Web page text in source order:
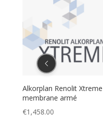
Alkorplan Renolit Xtreme
membrane armé
€1,458.00